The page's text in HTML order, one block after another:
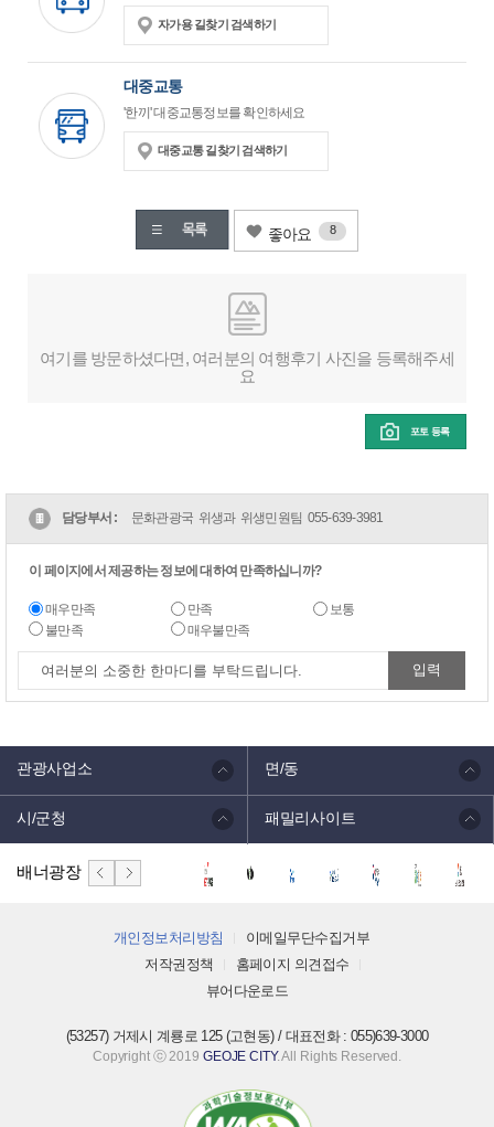
자가용 길찾기 검색하기
대중교통
'한끼' 대중교통정보를 확인하세요
대중교통 길찾기 검색하기
좋아요 8
여기를 방문하셨다면, 여러분의 여행후기 사진을 등록해주세
요
포토 등록
담당부서 : 문화관광국 위생과 위생민원팀 055-639-3981
이 페이지에서 제공하는 정보에 대하여 만족하십니까?
매우만족 만족
보통
불만족
매우불만족
관광사업소 면/동
시/군청 패밀리사이트
배너광장
개인정보처리방침
이메일무단수집거부
저작권정책
홈페이지 의견접수
뷰어다운로드
(53257) 거제시 계룡로 125 (고현동) / 대표전화 : 055)639-3000
Copyright ⓒ 2019 GEOJE CITY. All Rights Reserved.